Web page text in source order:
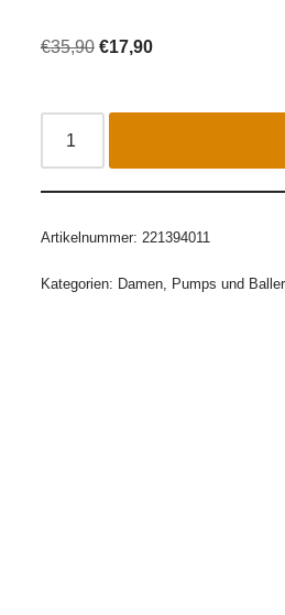
€35,90 €17,90
Artikelnummer: 221394011
Kategorien: Damen, Pumps und